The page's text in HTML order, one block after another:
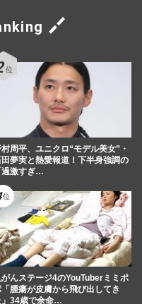
周平、ユニクロ“モデル美女”・
夢実と熱愛報道！下半身強調の
過激すぎ…
んステージ4のYouTuberミミポ
「腫瘍が皮膚から飛び出してき
」34歳で余命…